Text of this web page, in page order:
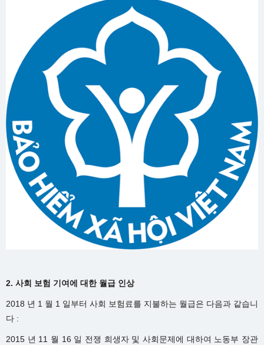
2. 사회 보험 기여에 대한 월급 인상
2018 년 1 월 1 일부터 사회 보험료를 지불하는 월급은 다음과 같습니
다 :
2015 년 11 월 16 일 전쟁 희생자 및 사회문제에 대하여 노동부 장관